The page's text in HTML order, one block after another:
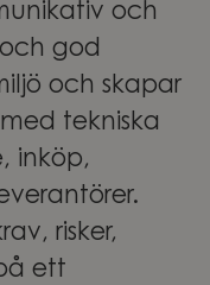
och
god
och skapar
tekniska
inköp,
risker,
ett